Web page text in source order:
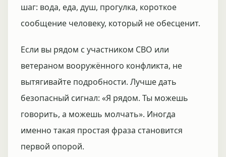
шаг: вода, еда, душ, прогулка, короткое
сообщение человеку, который не обесценит.
Если вы рядом с участником СВО или
ветераном вооружённого конфликта, не
вытягивайте подробности. Лучше дать
безопасный сигнал: «Я рядом. Ты можешь
говорить, а можешь молчать». Иногда
именно такая простая фраза становится
первой опорой.